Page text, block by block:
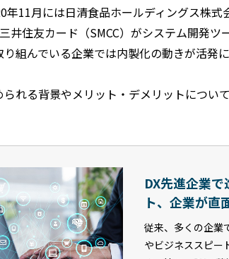
年11月には日清食品ホールディングス株
三井住友カード（SMCC）がシステム開発
組んでいる企業では内製化の動きが活発に
られる背景やメリット・デメリットについ
DX先進企業
ト、企業が直
従来、多くの企業
やビジネススピー